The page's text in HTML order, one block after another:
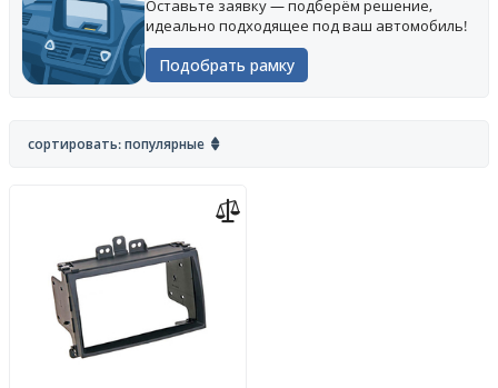
Оставьте заявку — подберём решение,
идеально подходящее под ваш автомобиль!
Подобрать рамку
сортировать: популярные